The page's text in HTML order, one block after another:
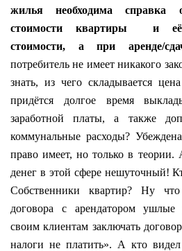
жилья необходима справка
стоимости квартиры
и её
стоимости, а при аренде/
потребитель не имеет никакого
знать, из чего складывается
придётся долгое время
заработной платы, а также
коммунальные расходы?
право имеет, но только в
денег в этой сфере нешуточный!
Собственники квартир? Ну
договора с арендатором ушлые
своим клиентам заключать
налоги не платить». А кто